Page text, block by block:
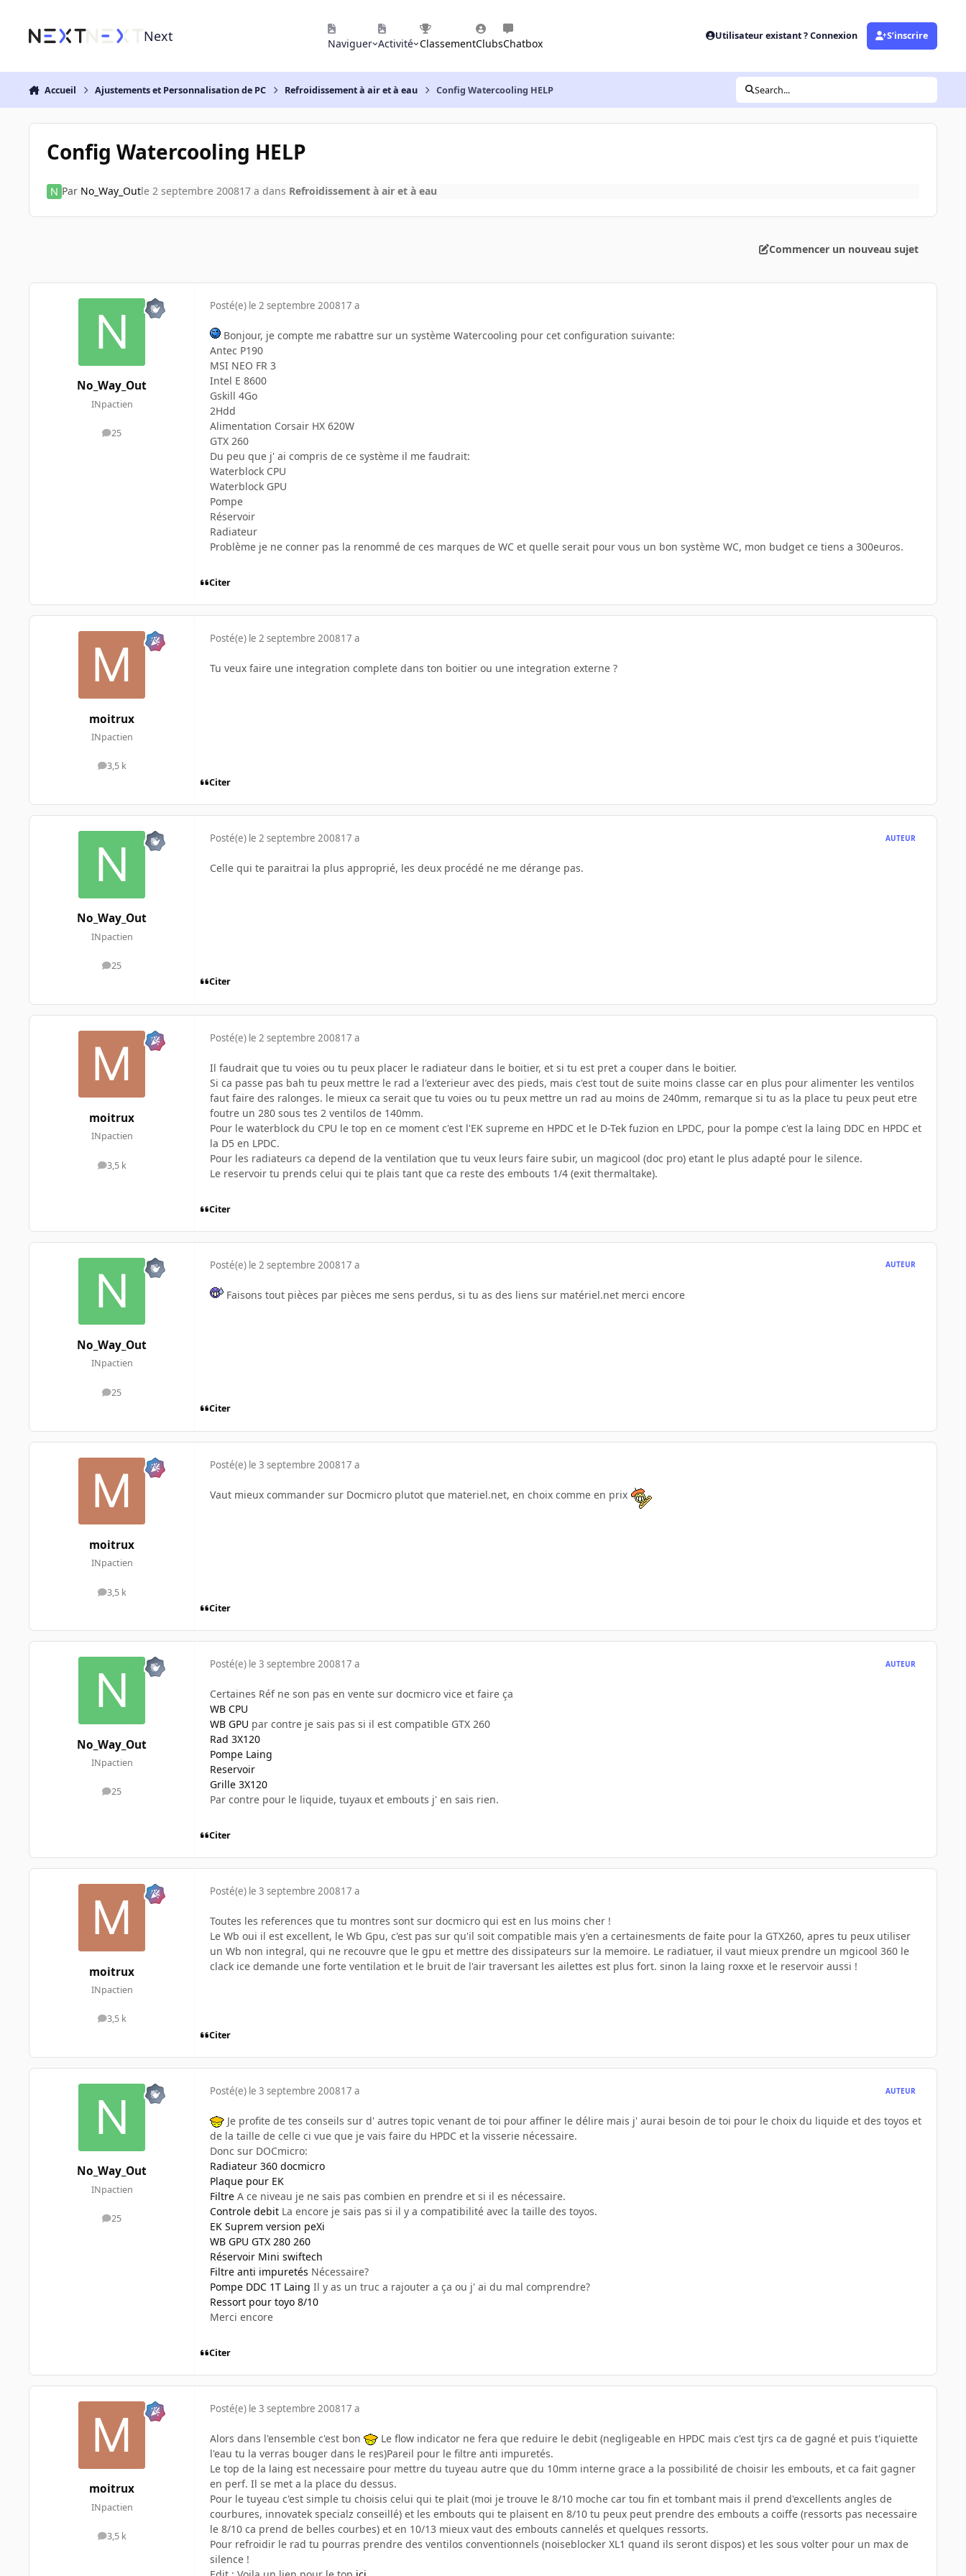
Next Naviguer Activité ClassementClubsChatbox
Utilisateur existant ? Connexion S’inscrire
Accueil Ajustements et Personnalisation de PC Refroidissement à air et à eau Config Watercooling HELP Search...
Config Watercooling HELP
Par No_Way_Outle 2 septembre 200817 a dans Refroidissement à air et à eau
Commencer un nouveau sujet
No_Way_Out
INpactien
25
messages
Posté(e) le 2 septembre 200817 a
Bonjour, je compte me rabattre sur un système Watercooling pour cet configuration suivante:
Antec P190
MSI NEO FR 3
Intel E 8600
Gskill 4Go
2Hdd
Alimentation Corsair HX 620W
GTX 260
Du peu que j' ai compris de ce système il me faudrait:
Waterblock CPU
Waterblock GPU
Pompe
Réservoir
Radiateur
Problème je ne conner pas la renommé de ces marques de WC et quelle serait pour vous un bon système WC, mon budget ce tiens a 300euros.
Citer
moitrux
INpactien
3,5 k
messages
Posté(e) le 2 septembre 200817 a
Tu veux faire une integration complete dans ton boitier ou une integration externe ?
Citer
No_Way_Out
INpactien
25
messages
Posté(e) le 2 septembre 200817 a AUTEUR
Celle qui te paraitrai la plus approprié, les deux procédé ne me dérange pas.
Citer
moitrux
INpactien
3,5 k
messages
Posté(e) le 2 septembre 200817 a
Il faudrait que tu voies ou tu peux placer le radiateur dans le boitier, et si tu est pret a couper dans le boitier.
Si ca passe pas bah tu peux mettre le rad a l'exterieur avec des pieds, mais c'est tout de suite moins classe car en plus pour alimenter les ventilos
faut faire des ralonges. le mieux ca serait que tu voies ou tu peux mettre un rad au moins de 240mm, remarque si tu as la place tu peux peut etre
foutre un 280 sous tes 2 ventilos de 140mm.
Pour le waterblock du CPU le top en ce moment c'est l'EK supreme en HPDC et le D-Tek fuzion en LPDC, pour la pompe c'est la laing DDC en HPDC et
la D5 en LPDC.
Pour les radiateurs ca depend de la ventilation que tu veux leurs faire subir, un magicool (doc pro) etant le plus adapté pour le silence.
Le reservoir tu prends celui qui te plais tant que ca reste des embouts 1/4 (exit thermaltake).
Citer
No_Way_Out
INpactien
25
messages
Posté(e) le 2 septembre 200817 a AUTEUR
Faisons tout pièces par pièces me sens perdus, si tu as des liens sur matériel.net merci encore
Citer
moitrux
INpactien
3,5 k
messages
Posté(e) le 3 septembre 200817 a
Vaut mieux commander sur Docmicro plutot que materiel.net, en choix comme en prix
Citer
No_Way_Out
INpactien
25
messages
Posté(e) le 3 septembre 200817 a AUTEUR
Certaines Réf ne son pas en vente sur docmicro vice et faire ça
WB CPU
WB GPU par contre je sais pas si il est compatible GTX 260
Rad 3X120
Pompe Laing
Reservoir
Grille 3X120
Par contre pour le liquide, tuyaux et embouts j' en sais rien.
Citer
moitrux
INpactien
3,5 k
messages
Posté(e) le 3 septembre 200817 a
Toutes les references que tu montres sont sur docmicro qui est en lus moins cher !
Le Wb oui il est excellent, le Wb Gpu, c'est pas sur qu'il soit compatible mais y'en a certainesments de faite pour la GTX260, apres tu peux utiliser
un Wb non integral, qui ne recouvre que le gpu et mettre des dissipateurs sur la memoire. Le radiatuer, il vaut mieux prendre un mgicool 360 le
clack ice demande une forte ventilation et le bruit de l'air traversant les ailettes est plus fort. sinon la laing roxxe et le reservoir aussi !
Citer
No_Way_Out
INpactien
25
messages
Posté(e) le 3 septembre 200817 a AUTEUR
Je profite de tes conseils sur d' autres topic venant de toi pour affiner le délire mais j' aurai besoin de toi pour le choix du liquide et des toyos et
de la taille de celle ci vue que je vais faire du HPDC et la visserie nécessaire.
Donc sur DOCmicro:
Radiateur 360 docmicro
Plaque pour EK
Filtre A ce niveau je ne sais pas combien en prendre et si il es nécessaire.
Controle debit La encore je sais pas si il y a compatibilité avec la taille des toyos.
EK Suprem version peXi
WB GPU GTX 280 260
Réservoir Mini swiftech
Filtre anti impuretés Nécessaire?
Pompe DDC 1T Laing Il y as un truc a rajouter a ça ou j' ai du mal comprendre?
Ressort pour toyo 8/10
Merci encore
Citer
moitrux
INpactien
3,5 k
messages
Posté(e) le 3 septembre 200817 a
Alors dans l'ensemble c'est bon
Le flow indicator ne fera que reduire le debit (negligeable en HPDC mais c'est tjrs ca de gagné et puis t'iquiette
l'eau tu la verras bouger dans le res)Pareil pour le filtre anti impuretés.
Le top de la laing est necessaire pour mettre du tuyeau autre que du 10mm interne grace a la possibilité de choisir les embouts, et ca fait gagner
en perf. Il se met a la place du dessus.
Pour le tuyeau c'est simple tu choisis celui qui te plait (moi je trouve le 8/10 moche car tou fin et tombant mais il prend d'excellents angles de
courbures, innovatek specialz conseillé) et les embouts qui te plaisent en 8/10 tu peux peut prendre des embouts a coiffe (ressorts pas necessaire
le 8/10 ca prend de belles courbes) et en 10/13 mieux vaut des embouts cannelés et quelques ressorts.
Pour refroidir le rad tu pourras prendre des ventilos conventionnels (noiseblocker XL1 quand ils seront dispos) et les sous volter pour un max de
silence !